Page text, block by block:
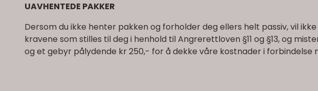
UAVHENTEDE PAKKER
Dersom du ikke henter pakken og forholder deg ellers helt passiv, vil
kravene som stilles til deg i henhold til Angrerettloven §11 og §13, og
og et gebyr pålydende kr 250,- for å dekke våre kostnader i forbindelse